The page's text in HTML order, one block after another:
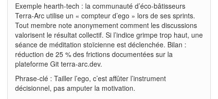
Exemple hearth-tech : la communauté d’éco-bâtisseurs
Terra-Arc utilise un « compteur d’ego » lors de ses sprints.
Tout membre note anonymement comment les discussions
valorisent le résultat collectif. Si l’indice grimpe trop haut, une
séance de méditation stoïcienne est déclenchée. Bilan :
réduction de 25 % des frictions documentées sur la
plateforme Git terra-arc.dev.
Phrase-clé : Tailler l’ego, c’est affûter l’instrument
décisionnel, pas amputer la motivation.